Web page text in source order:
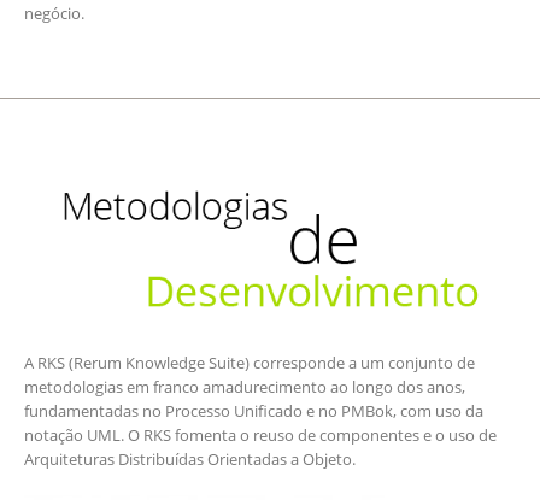
negócio.
A RKS (Rerum Knowledge Suite) corresponde a um conjunto de
metodologias em franco amadurecimento ao longo dos anos,
fundamentadas no Processo Unificado e no PMBok, com uso da
notação UML. O RKS fomenta o reuso de componentes e o uso de
Arquiteturas Distribuídas Orientadas a Objeto.